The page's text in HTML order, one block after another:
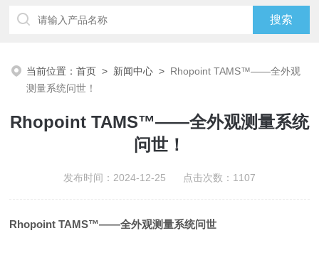
当前位置：首页 > 新闻中心 > Rhopoint TAMS™——全外观
测量系统问世！
Rhopoint TAMS™——全外观测量系统
问世！
发布时间：2024-12-25 点击次数：1107
Rhopoint TAMS™——全外观测量系统问世